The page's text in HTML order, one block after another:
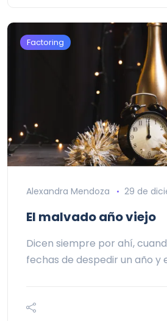
Factoring
Alexandra Mendoza 29 de
El malvado año viejo
Dicen siempre por ahí,
fechas de despedir un año y